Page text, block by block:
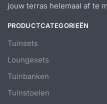
jouw terras helemaal af te
PRODUCTCATEGORIEËN
Tuinsets
Loungesets
Tuinbanken
Tuinstoelen